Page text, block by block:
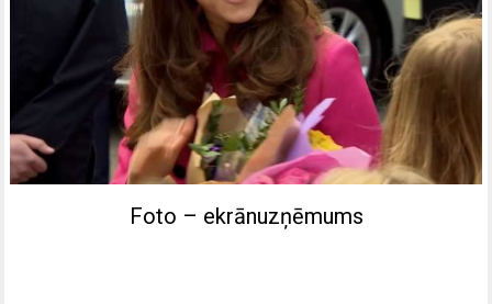
Foto – ekrānuzņēmums